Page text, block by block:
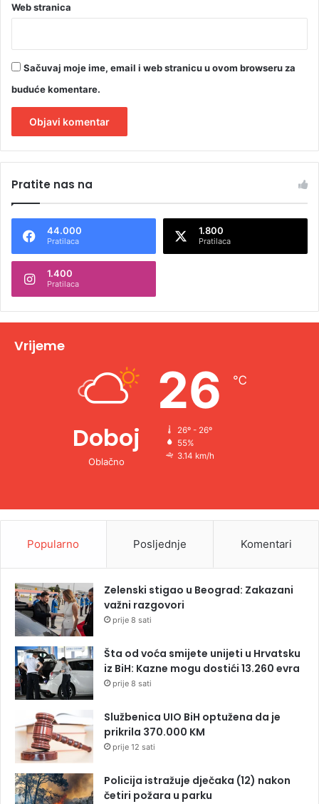
Web stranica
Sačuvaj moje ime, email i web stranicu u ovom browseru za
buduće komentare.
t
n
t
v
Pratite nas na
44.000
Pratilaca
1.800
Pratilaca
1.400
Pratilaca
Vrijeme
Doboj
Oblačno
26 ℃
26º - 26º
55%
3.14 km/h
Popularno Posljednje Komentari
Zelenski stigao u Beograd: Zakazani
važni razgovori
prije 8 sati
Šta od voća smijete unijeti u Hrvatsku
iz BiH: Kazne mogu dostići 13.260 evra
prije 8 sati
Službenica UIO BiH optužena da je
prikrila 370.000 KM
prije 12 sati
Policija istražuje dječaka (12) nakon
četiri požara u parku